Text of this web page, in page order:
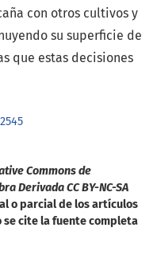
con otros cultivos y
su superficie de
que estas decisiones
Commons de
Derivada CC BY-NC-SA
o parcial de los artículos
se cite la fuente completa